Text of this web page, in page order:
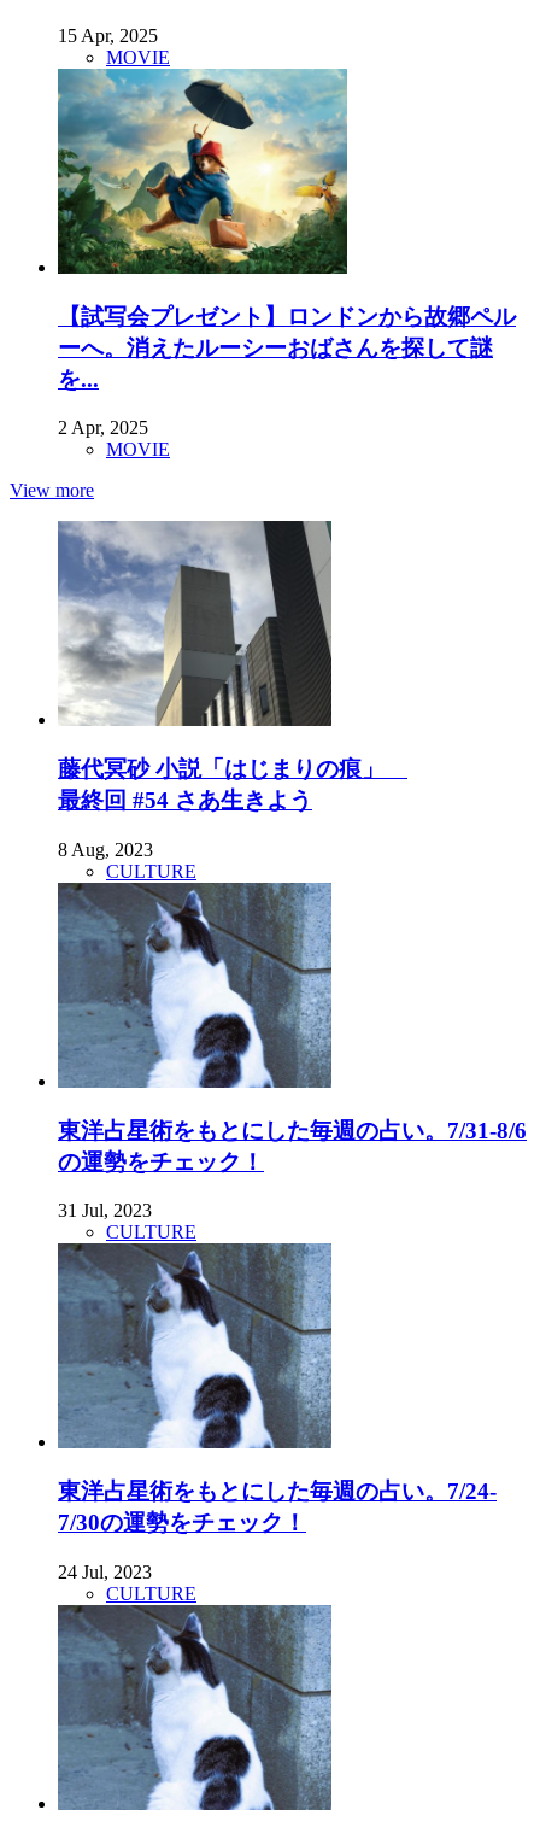
15 Apr, 2025
MOVIE
【試写会プレゼント】ロンドンから故郷ペル
ーへ。消えたルーシーおばさんを探して謎
を...
2 Apr, 2025
MOVIE
View more
藤代冥砂 小説「はじまりの痕」
最終回 #54 さあ生きよう
8 Aug, 2023
CULTURE
東洋占星術をもとにした毎週の占い。7/31-8/6
の運勢をチェック！
31 Jul, 2023
CULTURE
東洋占星術をもとにした毎週の占い。7/24-
7/30の運勢をチェック！
24 Jul, 2023
CULTURE